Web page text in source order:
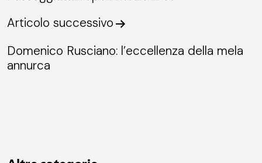
Articolo successivo
Domenico Rusciano: l’eccellenza della mela
annurca